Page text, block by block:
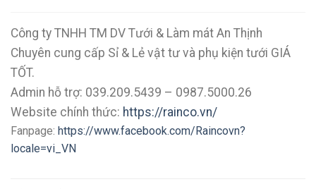
Công ty TNHH TM DV Tưới & Làm mát An Thịnh
Chuyên cung cấp Sỉ & Lẻ vật tư và phụ kiện tưới GIÁ
TỐT.
Admin hỗ trợ: 039.209.5439 – 0987.5000.26
Website chính thức: https://rainco.vn/
Fanpage: https://www.facebook.com/Raincovn?
locale=vi_VN